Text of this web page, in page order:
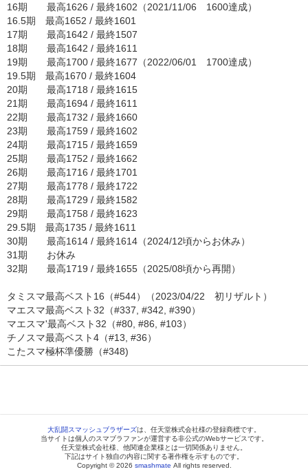
16期 最高1626 / 最終1602（2021/11/06 1600達成）
16.5期 最高1652 / 最終1601
17期 最高1642 / 最終1507
18期 最高1642 / 最終1611
19期 最高1700 / 最終1677（2022/06/01 1700達成）
19.5期 最高1670 / 最終1604
20期 最高1718 / 最終1615
21期 最高1694 / 最終1611
22期 最高1732 / 最終1660
23期 最高1759 / 最終1602
24期 最高1715 / 最終1659
25期 最高1752 / 最終1662
26期 最高1716 / 最終1701
27期 最高1778 / 最終1722
28期 最高1729 / 最終1582
29期 最高1758 / 最終1623
29.5期 最高1735 / 最終1611
30期 最高1614 / 最終1614（2024/12頃からお休み）
31期 お休み
32期 最高1719 / 最終1655（2025/08頃から再開）
タミスマ最高ベスト16（#544）（2023/04/22 初リザルト）
マエスマ最高ベスト32（#337, #342, #390）
マエスマ'最高ベスト32（#80, #86, #103）
チノスマ最高ベスト4（#13, #36）
こたスマ極杯準優勝（#348)
大乱闘スマッシュブラザーズは、任天堂株式会社様の登録商標です。
当サイトは個人のスマブラファンが運営する非公式のWebサービスです。
任天堂株式会社様、他関連企業様とは一切関係ありません。
下記はサイト独自の内容に関する著作権を示すものです。
Copyright © 2026 smashmate All rights reserved.